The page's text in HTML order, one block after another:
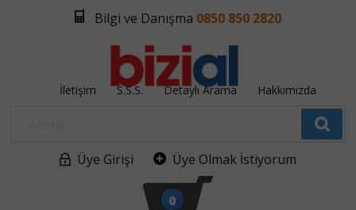
Bilgi ve Danışma 0850 850 2820
İletişim S.S.S. Detaylı Arama Hakkımızda
Üye Girişi Üye Olmak İstiyorum
0